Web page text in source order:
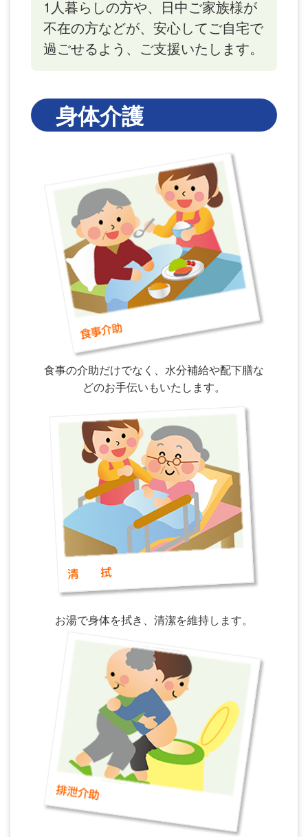
1人暮らしの方や、日中ご家族様が
不在の方などが、安心してご自宅で
過ごせるよう、ご支援いたします。
身体介護
食事の介助だけでなく、水分補給や配下膳な
どのお手伝いもいたします。
お湯で身体を拭き、清潔を維持します。